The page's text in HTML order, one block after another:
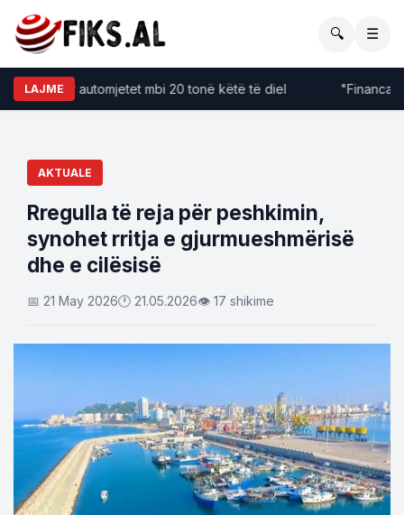
🔍 ☰
LAJMEpër automjetet mbi 20 tonë këtë të diel "Financat
AKTUALE
Rregulla të reja për peshkimin,
synohet rritja e gjurmueshmërisë
dhe e cilësisë
📅 21 May 2026🕐 21.05.2026👁 17 shikime